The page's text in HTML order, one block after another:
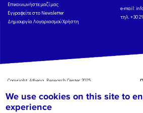
Eπικοινωνήστε μαζί μας
Εγγραφείτε στο Newsletter
Δημιουργία Λογαριασμού Χρήστη
e-mail:
τηλ. +30
Copyright: Athena Research Center, 2025
We use cookies on this site to
experience